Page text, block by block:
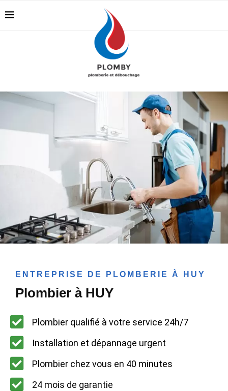
ENTREPRISE DE PLOMBERIE À HUY
Plombier à HUY
Plombier qualifié à votre service 24h/7
Installation et dépannage urgent
Plombier chez vous en 40 minutes
24 mois de garantie